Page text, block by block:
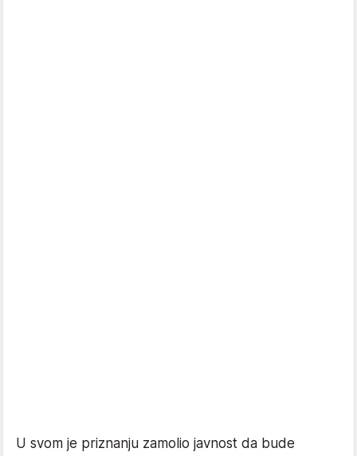
U svom je priznanju zamolio javnost da bude